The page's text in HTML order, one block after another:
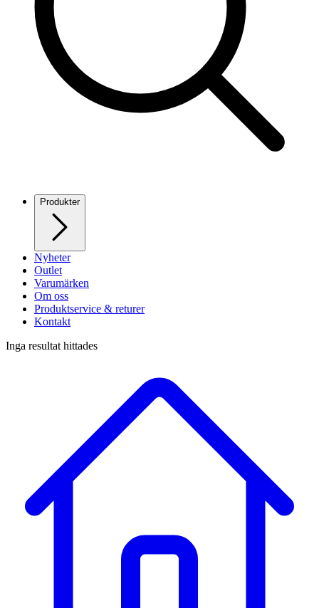
Produkter
Nyheter
Outlet
Varumärken
Om oss
Produktservice & returer
Kontakt
Inga resultat hittades